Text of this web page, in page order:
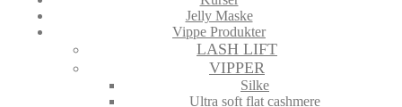
Jelly Maske
Vippe Produkter
LASH LIFT
VIPPER
Silke
Ultra soft flat cashmere